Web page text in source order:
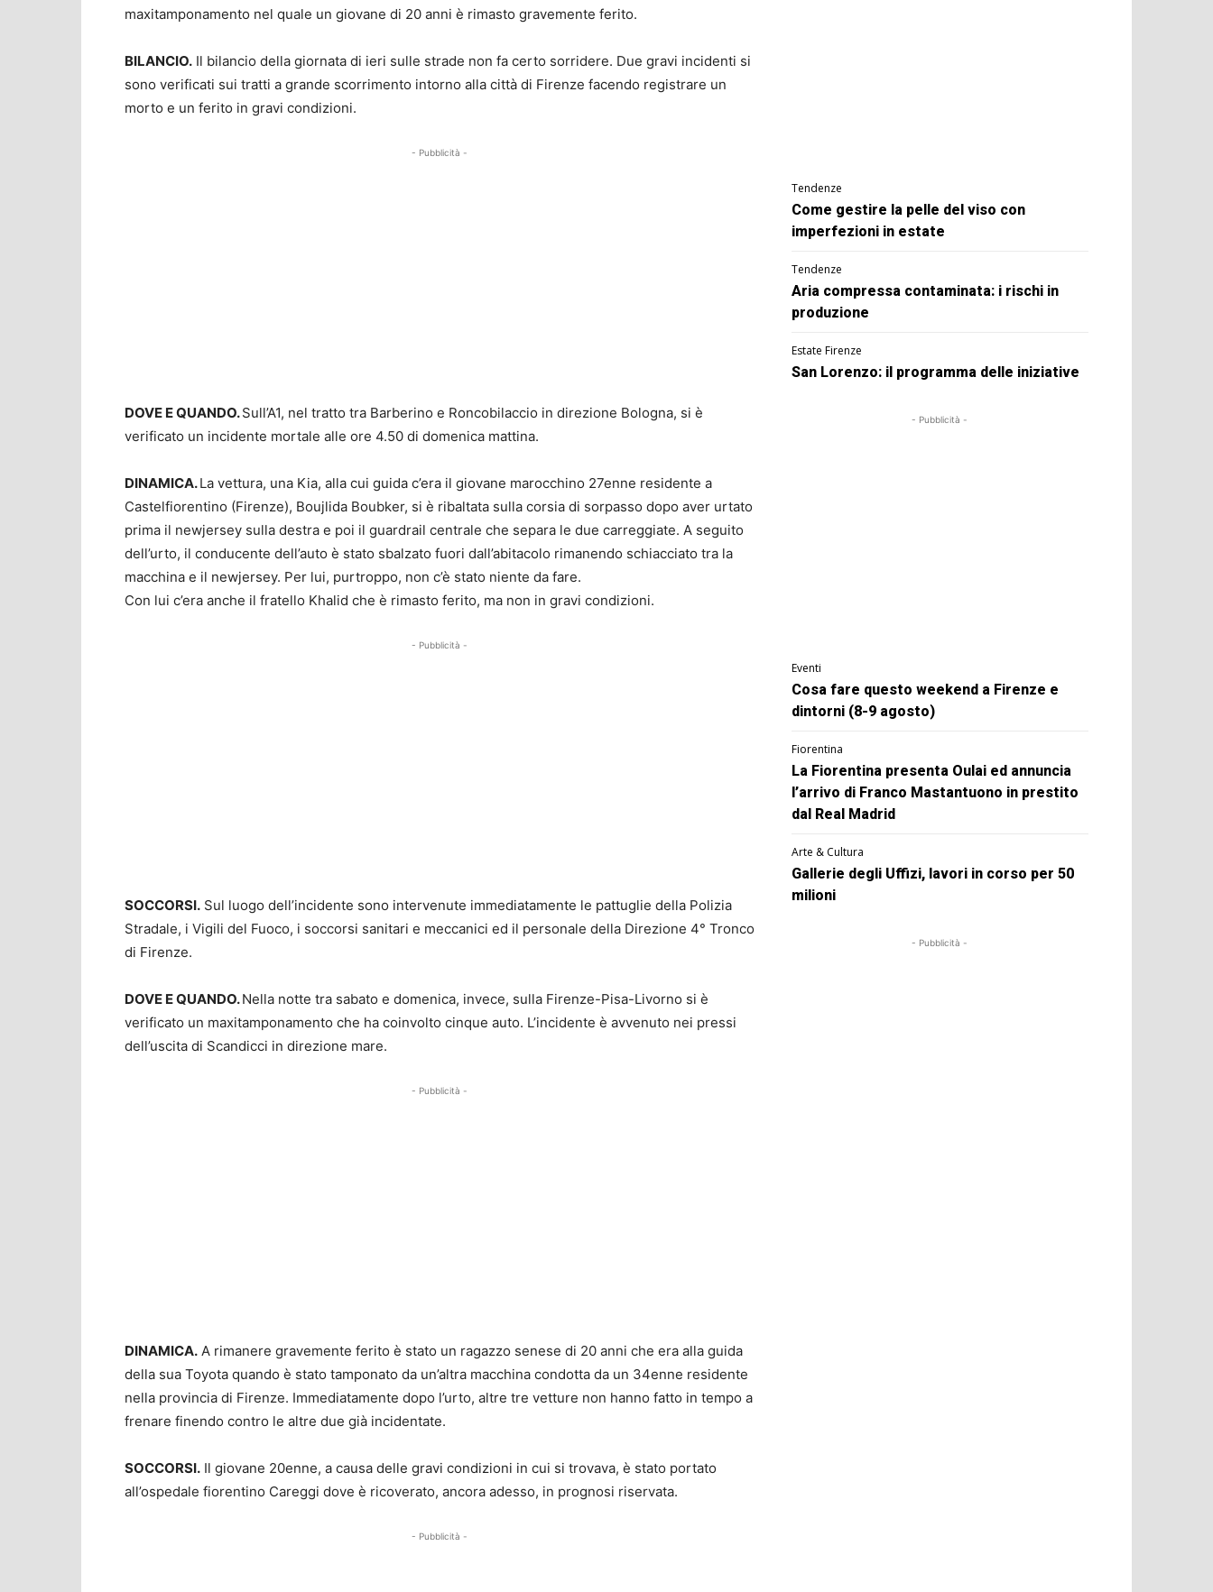
maxitamponamento nel quale un giovane di 20 anni è rimasto gravemente ferito.
BILANCIO. Il bilancio della giornata di ieri sulle strade non fa certo sorridere. Due gravi incidenti si
sono verificati sui tratti a grande scorrimento intorno alla città di Firenze facendo registrare un
morto e un ferito in gravi condizioni.
- Pubblicità -
DOVE E QUANDO.Sull’A1, nel tratto tra Barberino e Roncobilaccio in direzione Bologna, si è
verificato un incidente mortale alle ore 4.50 di domenica mattina.
DINAMICA.La vettura, una Kia, alla cui guida c’era il giovane marocchino 27enne residente a
Castelfiorentino (Firenze), Boujlida Boubker, si è ribaltata sulla corsia di sorpasso dopo aver urtato
prima il newjersey sulla destra e poi il guardrail centrale che separa le due carreggiate. A seguito
dell’urto, il conducente dell’auto è stato sbalzato fuori dall’abitacolo rimanendo schiacciato tra la
macchina e il newjersey. Per lui, purtroppo, non c’è stato niente da fare.
Con lui c’era anche il fratello Khalid che è rimasto ferito, ma non in gravi condizioni.
- Pubblicità -
SOCCORSI. Sul luogo dell’incidente sono intervenute immediatamente le pattuglie della Polizia
Stradale, i Vigili del Fuoco, i soccorsi sanitari e meccanici ed il personale della Direzione 4° Tronco
di Firenze.
DOVE E QUANDO.Nella notte tra sabato e domenica, invece, sulla Firenze-Pisa-Livorno si è
verificato un maxitamponamento che ha coinvolto cinque auto. L’incidente è avvenuto nei pressi
dell’uscita di Scandicci in direzione mare.
- Pubblicità -
DINAMICA. A rimanere gravemente ferito è stato un ragazzo senese di 20 anni che era alla guida
della sua Toyota quando è stato tamponato da un’altra macchina condotta da un 34enne residente
nella provincia di Firenze. Immediatamente dopo l’urto, altre tre vetture non hanno fatto in tempo a
frenare finendo contro le altre due già incidentate.
SOCCORSI. Il giovane 20enne, a causa delle gravi condizioni in cui si trovava, è stato portato
all’ospedale fiorentino Careggi dove è ricoverato, ancora adesso, in prognosi riservata.
- Pubblicità -
Tendenze
Come gestire la pelle del viso con
imperfezioni in estate
Tendenze
Aria compressa contaminata: i rischi in
produzione
Estate Firenze
San Lorenzo: il programma delle iniziative
- Pubblicità -
Eventi
Cosa fare questo weekend a Firenze e
dintorni (8-9 agosto)
Fiorentina
La Fiorentina presenta Oulai ed annuncia
l’arrivo di Franco Mastantuono in prestito
dal Real Madrid
Arte & Cultura
Gallerie degli Uffizi, lavori in corso per 50
milioni
- Pubblicità -